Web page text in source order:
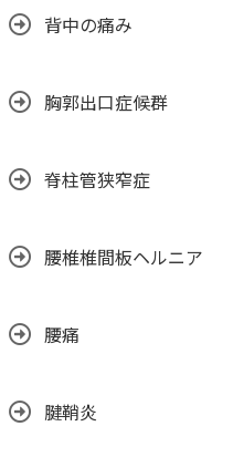
背中の痛み
胸郭出口症候群
脊柱管狭窄症
腰椎椎間板ヘルニア
腰痛
腱鞘炎